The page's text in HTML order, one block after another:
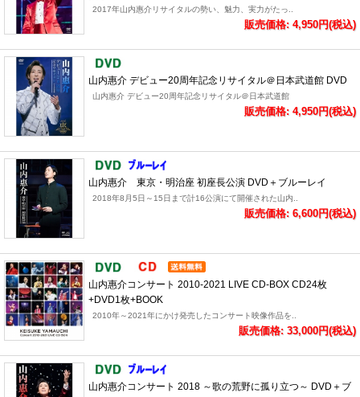
2017年山内惠介リサイタルの勢い、魅力、実力がたっ..
販売価格: 4,950円(税込)
山内惠介 デビュー20周年記念リサイタル＠日本武道館 DVD
山内惠介 デビュー20周年記念リサイタル＠日本武道館
販売価格: 4,950円(税込)
山内惠介 東京・明治座 初座長公演 DVD＋ブルーレイ
2018年8月5日～15日まで計16公演にて開催された山内..
販売価格: 6,600円(税込)
山内惠介コンサート 2010-2021 LIVE CD-BOX CD24枚
+DVD1枚+BOOK
2010年～2021年にかけ発売したコンサート映像作品を..
販売価格: 33,000円(税込)
山内惠介コンサート 2018 ～歌の荒野に孤り立つ～ DVD＋ブ